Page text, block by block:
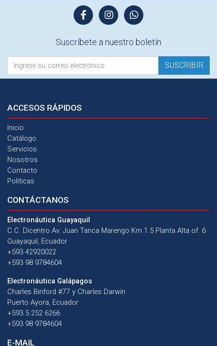
Suscríbete a nuestro boletín
SUSCRIBIR
ACCESOS RÁPIDOS
Inicio
Catálogo
Servicios
Nosotros
Contacto
Políticas
CONTÁCTANOS
Electronáutica Guayaquil
C.C. Dicentro Av. Juan Tanca Marengo Km 1.5 Planta Alta of. 6
Guayaquil, Ecuador
+593 42920022
+593 98 9784604
Electronáutica Galápagos
Charles Binford #77 y Charles Darwin
Puerto Ayora, Ecuador
+593 5 252 6266
+593 98 9784604
E-MAIL